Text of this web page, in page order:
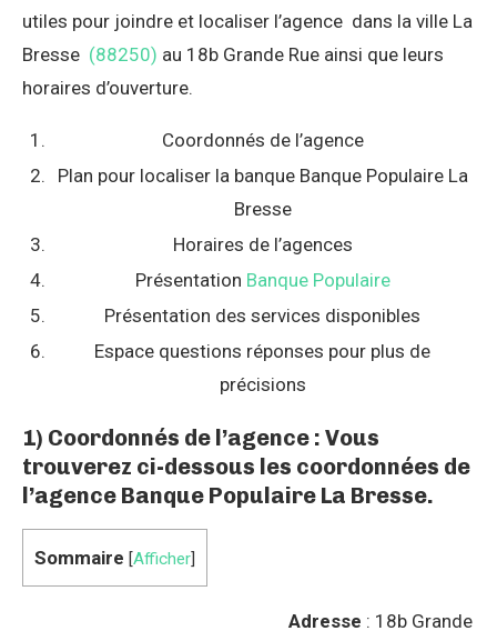
utiles pour joindre et localiser l’agence dans la ville La
Bresse (88250) au 18b Grande Rue ainsi que leurs
horaires d’ouverture.
Coordonnés de l’agence
Plan pour localiser la banque Banque Populaire La
Bresse
Horaires de l’agences
Présentation Banque Populaire
Présentation des services disponibles
Espace questions réponses pour plus de
précisions
1) Coordonnés de l’agence : Vous
trouverez ci-dessous les coordonnées de
l’agence Banque Populaire La Bresse.
Sommaire [Afficher]
Adresse : 18b Grande